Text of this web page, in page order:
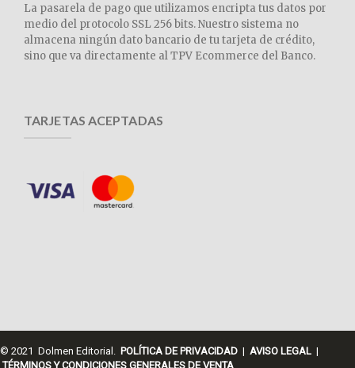
La pasarela de pago que utilizamos encripta tus datos por
medio del protocolo SSL 256 bits. Nuestro sistema no
almacena ningún dato bancario de tu tarjeta de crédito,
sino que va directamente al TPV Ecommerce del Banco.
TARJETAS ACEPTADAS
© 2021 Dolmen Editorial. POLÍTICA DE PRIVACIDAD | AVISO LEGAL |
TÉRMINOS Y CONDICIONES GENERALES DE VENTA